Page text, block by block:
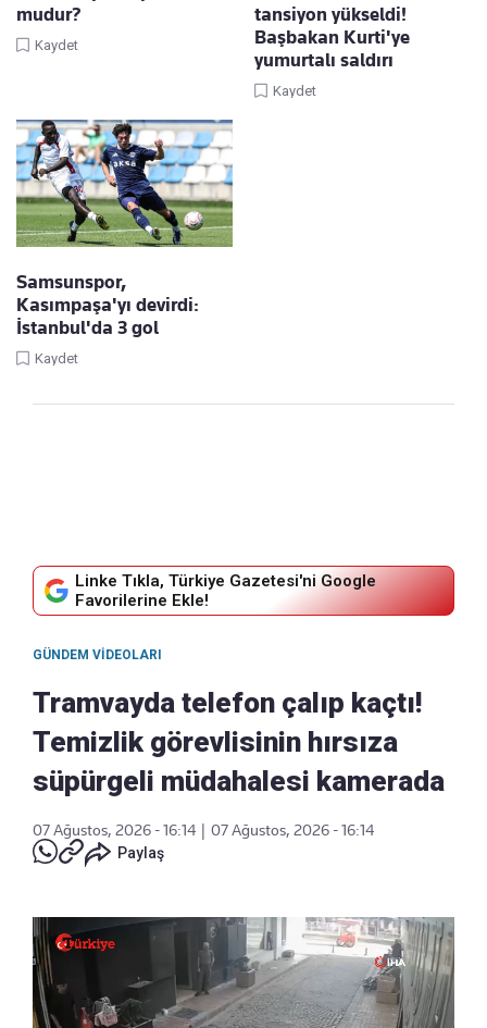
mudur?
Kaydet
tansiyon yükseldi!
Başbakan Kurti'ye
yumurtalı saldırı
Kaydet
Samsunspor,
Kasımpaşa'yı devirdi:
İstanbul'da 3 gol
Kaydet
Linke Tıkla, Türkiye Gazetesi'ni Google
Favorilerine Ekle!
GÜNDEM VIDEOLARI
Tramvayda telefon çalıp kaçtı!
Temizlik görevlisinin hırsıza
süpürgeli müdahalesi kamerada
07 Ağustos, 2026 - 16:14
07 Ağustos, 2026 - 16:14
Paylaş